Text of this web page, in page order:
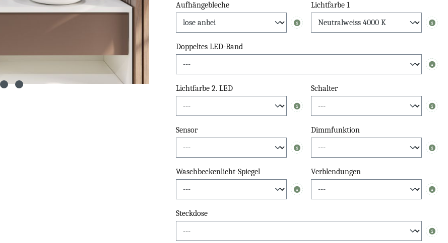
Aufhängebleche
Info
Lichtfarbe 1
Info
Doppeltes LED-Band
Info
Lichtfarbe 2. LED
Info
Schalter
Info
Sensor
Info
Dimmfunktion
Info
Waschbeckenlicht-Spiegel
Info
Verblendungen
Info
Steckdose
Info